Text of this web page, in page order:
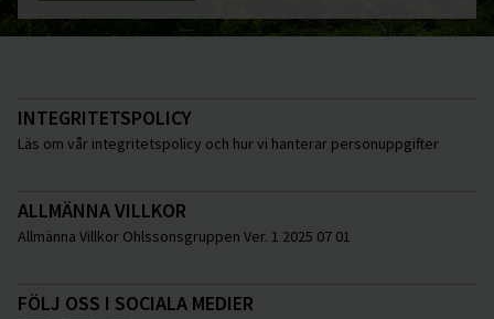
INTEGRITETSPOLICY
Läs om vår integritetspolicy och hur vi hanterar personuppgifter
ALLMÄNNA VILLKOR
Allmänna Villkor Ohlssonsgruppen Ver. 1 2025 07 01
FÖLJ OSS I SOCIALA MEDIER